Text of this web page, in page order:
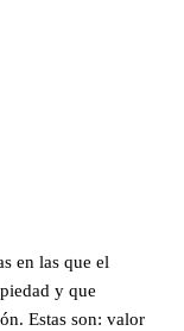
en las que el
y que
Estas son: valor